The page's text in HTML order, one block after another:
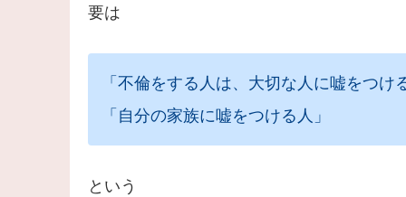
要は
「不倫をする人は、大切な人に嘘をつけ
「自分の家族に嘘をつける人」
という